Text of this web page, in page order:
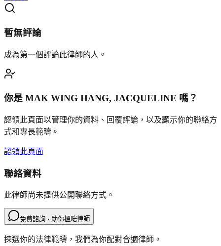
暫無評論
成為第一個評論此律師的人。
你是 MAK WING HANG, JACQUELINE 嗎？
認領此頁面以管理你的資料、回覆評論，以及顯示你的聯絡方
式和專長範疇。
認領此頁面
聯絡資料
此律師尚未提供公開聯絡方式。
免費諮詢 · 助你搵啱律師
揀選你的法律範疇，我們為你配對合適律師。